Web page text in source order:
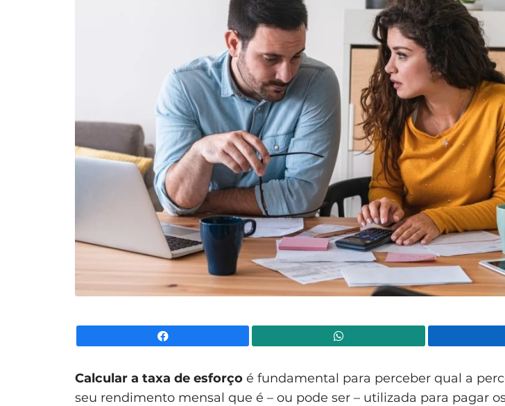
Calcular a taxa de esforço é fundamental para perceber qual a
seu rendimento mensal que é – ou pode ser – utilizada para pagar